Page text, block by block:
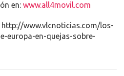
en: www.all4movil.com
http://www.vlcnoticias.com/los-
europa-en-quejas-sobre-